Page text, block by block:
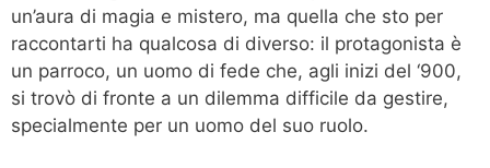
un’aura di magia e mistero, ma quella che sto per
raccontarti ha qualcosa di diverso: il protagonista è
un parroco, un uomo di fede che, agli inizi del ‘900,
si trovò di fronte a un dilemma difficile da gestire,
specialmente per un uomo del suo ruolo.